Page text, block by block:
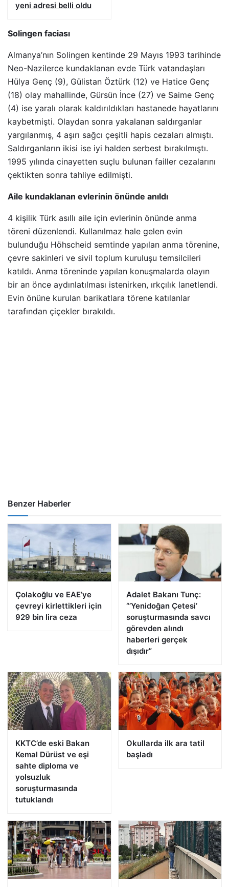
yeni adresi belli oldu
Solingen faciası
Almanya’nın Solingen kentinde 29 Mayıs 1993 tarihinde
Neo-Nazilerce kundaklanan evde Türk vatandaşları
Hülya Genç (9), Gülistan Öztürk (12) ve Hatice Genç
(18) olay mahallinde, Gürsün İnce (27) ve Saime Genç
(4) ise yaralı olarak kaldırıldıkları hastanede hayatlarını
kaybetmişti. Olaydan sonra yakalanan saldırganlar
yargılanmış, 4 aşırı sağcı çeşitli hapis cezaları almıştı.
Saldırganların ikisi ise iyi halden serbest bırakılmıştı.
1995 yılında cinayetten suçlu bulunan failler cezalarını
çektikten sonra tahliye edilmişti.
Aile kundaklanan evlerinin önünde anıldı
4 kişilik Türk asıllı aile için evlerinin önünde anma
töreni düzenlendi. Kullanılmaz hale gelen evin
bulunduğu Höhscheid semtinde yapılan anma törenine,
çevre sakinleri ve sivil toplum kuruluşu temsilcileri
katıldı. Anma töreninde yapılan konuşmalarda olayın
bir an önce aydınlatılması istenirken, ırkçılık lanetlendi.
Evin önüne kurulan barikatlara törene katılanlar
tarafından çiçekler bırakıldı.
Benzer Haberler
Çolakoğlu ve EAE’ye
çevreyi kirlettikleri için
929 bin lira ceza
Adalet Bakanı Tunç:
“’Yenidoğan Çetesi’
soruşturmasında savcı
görevden alındı
haberleri gerçek
dışıdır”
KKTC’de eski Bakan
Kemal Dürüst ve eşi
sahte diploma ve
yolsuzluk
soruşturmasında
tutuklandı
Okullarda ilk ara tatil
başladı